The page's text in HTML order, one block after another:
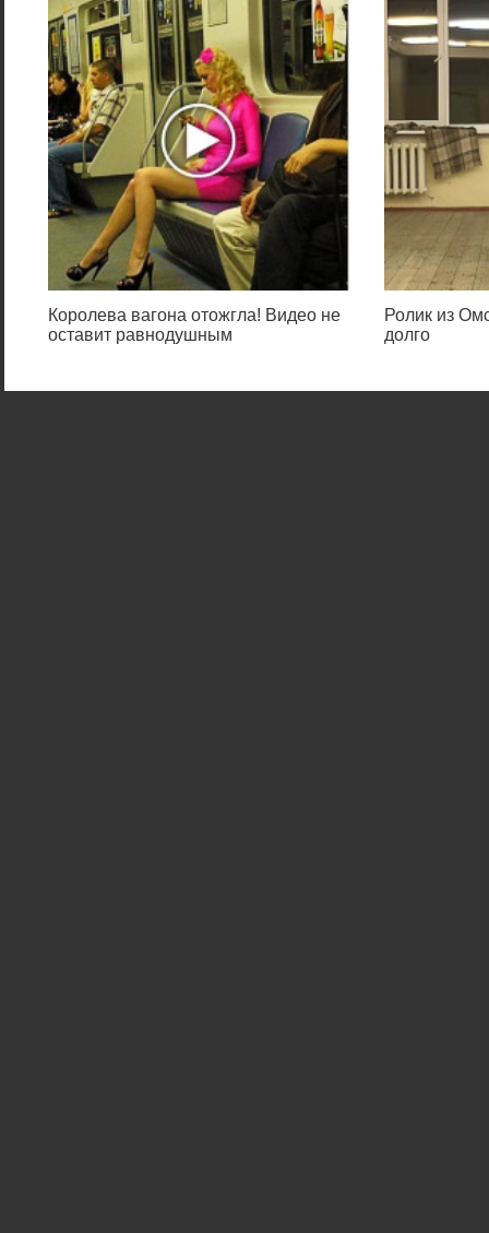
Королева вагона отожгла! Видео не
оставит равнодушным
Ролик из
долго